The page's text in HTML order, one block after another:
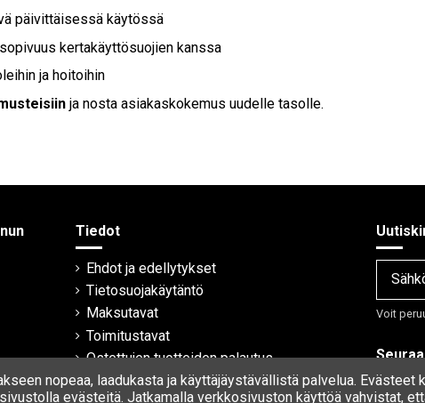
päivittäisessä käytössä
kertakäyttösuojien kanssa
ja hoitoihin
ja nosta asiakaskokemus uudelle tasolle.
Tiedot
Ehdot ja edellytykset
Tietosuojakäytäntö
Maksutavat
Toimitustavat
Ostettujen tuotteiden palautus
Takuu
Voit
nopeaa, laadukasta ja käyttäjäystävällistä palvelua. Evästeet
evästeitä. Jatkamalla verkkosivuston käyttöä vahvistat,